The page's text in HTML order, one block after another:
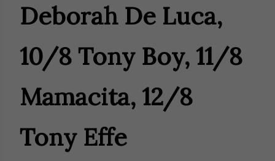
Deborah De Luca,
10/8 Tony Boy, 11/8
Mamacita, 12/8
Tony Effe